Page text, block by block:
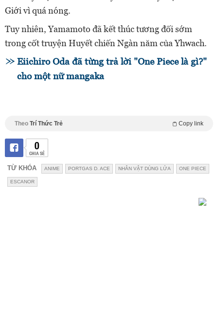
Giới vì quá nóng.
Tuy nhiên, Yamamoto đã kết thúc tương đối sớm
trong cốt truyện Huyết chiến Ngàn năm của Yhwach.
Eiichiro Oda đã từng trả lời "One Piece là gì?"
cho một nữ mangaka
Theo Trí Thức Trẻ Copy link
0
CHIA SẺ
TỪ KHÓA ANIME PORTGAS D. ACE NHÂN VẬT DÙNG LỬA ONE PIECE
ESCANOR